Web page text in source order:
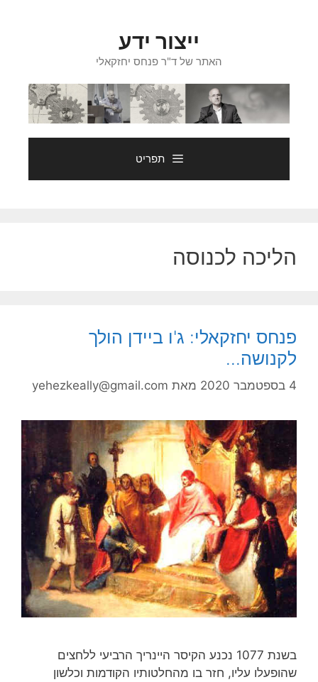
ייצור ידע
האתר של ד"ר פנחס יחזקאלי
תפריט
הליכה לכנוסה
פנחס יחזקאלי: ג'ו ביידן הולך
לקנושה…
4 בספטמבר 2020 מאת yehezkeally@gmail.com
בשנת 1077 נכנע הקיסר היינריך הרביעי ללחצים
שהופעלו עליו, חזר בו מהחלטותיו הקודמות וכלשון